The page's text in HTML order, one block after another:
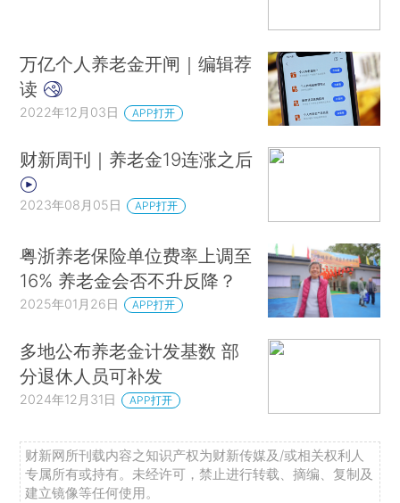
万亿个人养老金开闸｜编辑荐
读
2022年12月03日 APP打开
财新周刊｜养老金19连涨之后
2023年08月05日 APP打开
粤浙养老保险单位费率上调至
16% 养老金会否不升反降？
2025年01月26日 APP打开
多地公布养老金计发基数 部
分退休人员可补发
2024年12月31日 APP打开
财新网所刊载内容之知识产权为财新传媒及/或相关权利人
专属所有或持有。未经许可，禁止进行转载、摘编、复制及
建立镜像等任何使用。